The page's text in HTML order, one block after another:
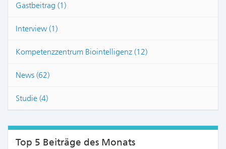
Gastbeitrag (1)
Interview (1)
Kompetenzzentrum Biointelligenz (12)
News (62)
Studie (4)
Top 5 Beiträge des Monats